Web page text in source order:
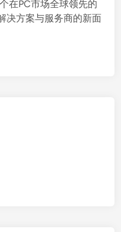
PC市场全球领先的
决方案与服务商的新面